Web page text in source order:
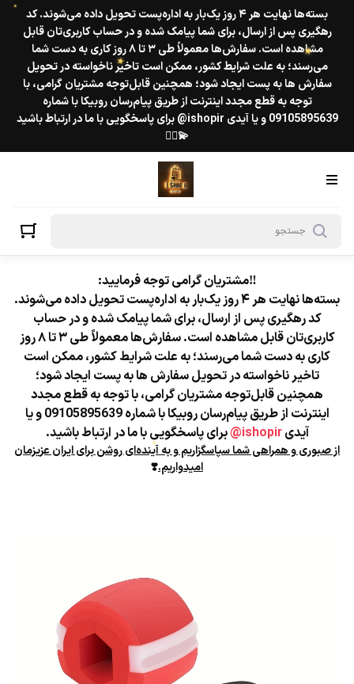
بسته‌ها نهایت هر ۴ روز یک‌بار به اداره‌پست تحویل داده می‌شوند. کد
رهگیری پس از ارسال، برای شما پیامک شده و در حساب کاربری‌تان قابل
مشاهده است. سفارش‌ها معمولاً طی ۳ تا ۸ روز کاری به دست شما
می‌رسند؛ به علت شرایط کشور، ممکن است تاخیر ناخواسته در تحویل
سفارش ها به پست ایجاد شود؛ همچنین قابل‌توجه مشتریان گرامی، با
توجه به قطع مجدد اینترنت از طریق پیام‌رسان روبیکا با شماره
09105895639 و یا آیدی ishopir@ برای پاسخگویی با ما در ارتباط باشید
💫❤️‍🔥
‼️مشتریان گرامی توجه فرمایید:
بسته‌ها نهایت هر ۴ روز یک‌بار به اداره‌پست تحویل داده می‌شوند.
کد رهگیری پس از ارسال، برای شما پیامک شده و در حساب
کاربری‌تان قابل مشاهده است. سفارش‌ها معمولاً طی ۳ تا ۸ روز
کاری به دست شما می‌رسند؛به علت شرایط کشور، ممکن است
تاخیر ناخواسته در تحویل سفارش ها به پست ایجاد شود؛
همچنین قابل‌توجه مشتریان گرامی، با توجه به قطع مجدد
اینترنت از طریق پیام‌رسان روبیکا با شماره 09105895639 و یا
آیدیishopir@ برای پاسخگویی با ما در ارتباط باشید.
از صبوری و همراهی شما سپاسگزاریم و به آینده‌ای روشن برای ایران عزیزمان
امیدواریم.❣️
★
★